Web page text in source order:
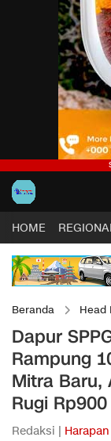
HOME
Beranda Head
Dapur
Rampung
Mitra Baru,
Rugi
Redaksi |